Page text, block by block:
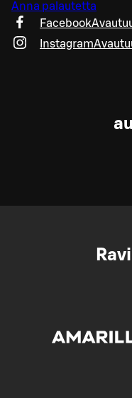
Anna palautetta
Facebook
Instagram